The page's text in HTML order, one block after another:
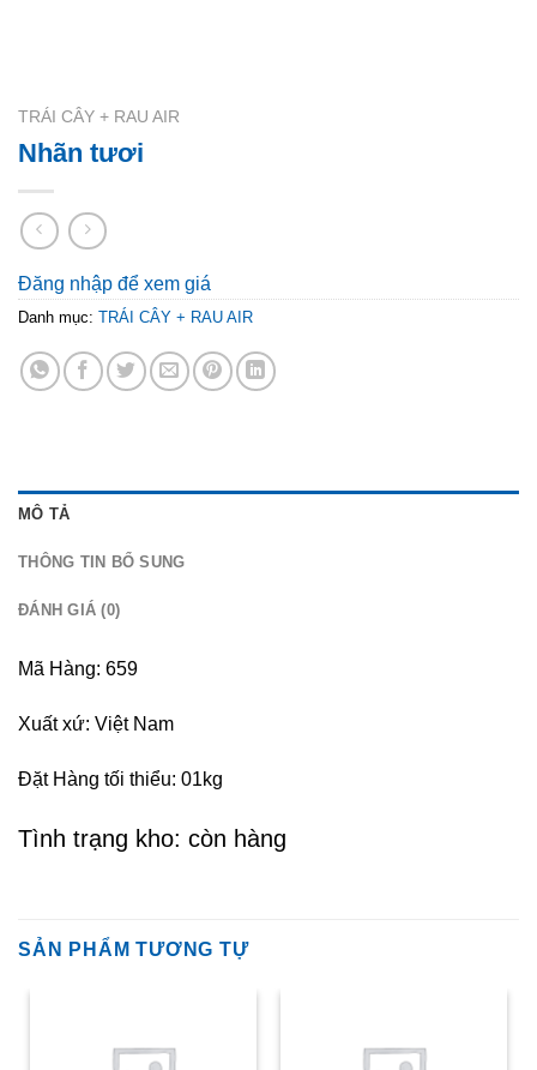
TRÁI CÂY + RAU AIR
Nhãn tươi
Đăng nhập để xem giá
Danh mục: TRÁI CÂY + RAU AIR
MÔ TẢ
THÔNG TIN BỔ SUNG
ĐÁNH GIÁ (0)
Mã Hàng: 659
Xuất xứ: Việt Nam
Đặt Hàng tối thiểu: 01kg
Tình trạng kho: còn hàng
SẢN PHẨM TƯƠNG TỰ